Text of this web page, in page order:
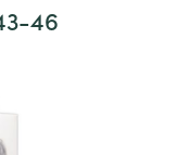
46